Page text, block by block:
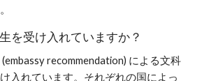
を受け入れていますか？
recommendation) による文科
入れています。それぞれの国によっ